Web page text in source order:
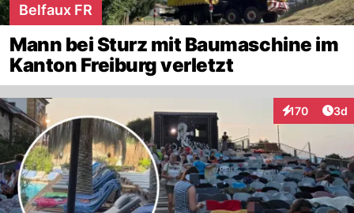
Belfaux FR
Mann bei Sturz mit Baumaschine im
Kanton Freiburg verletzt
170
Interaktionen
3d